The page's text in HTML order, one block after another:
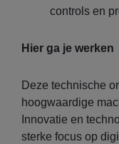
controls en
Hier ga je werken
Deze technische
hoogwaardige
Innovatie en
sterke focus op